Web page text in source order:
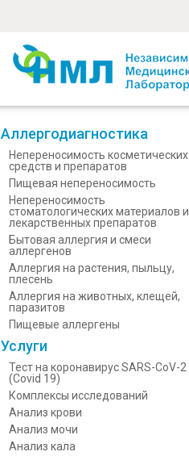
Аллергодиагностика
Непереносимость косметических
средств и препаратов
Пищевая непереносимость
Непереносимость
стоматологических материалов и
лекарственных препаратов
Бытовая аллергия и смеси
аллергенов
Аллергия на растения, пыльцу,
плесень
Аллергия на животных, клещей,
паразитов
Пищевые аллергены
Услуги
Тест на коронавирус SARS-CoV-2
(Covid 19)
Комплексы исследований
Анализ крови
Анализ мочи
Анализ кала